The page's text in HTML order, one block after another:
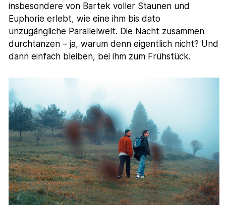
insbesondere von Bartek voller Staunen und
Euphorie erlebt, wie eine ihm bis dato
unzugängliche Parallelwelt. Die Nacht zusammen
durchtanzen – ja, warum denn eigentlich nicht? Und
dann einfach bleiben, bei ihm zum Frühstück.